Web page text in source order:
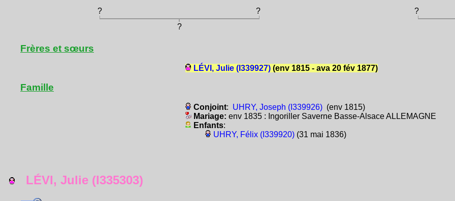
? ?
?
?
Frères et sœurs
LÉVI, Julie (I339927) (env 1815 - ava 20 fév 1877)
Famille
Conjoint: UHRY, Joseph (I339926) (env 1815)
Mariage:env 1835 : Ingoriller Saverne Basse-Alsace ALLEMAGNE
Enfants:
UHRY, Félix (I339920) (31 mai 1836)
LÉVI, Julie (I335303)